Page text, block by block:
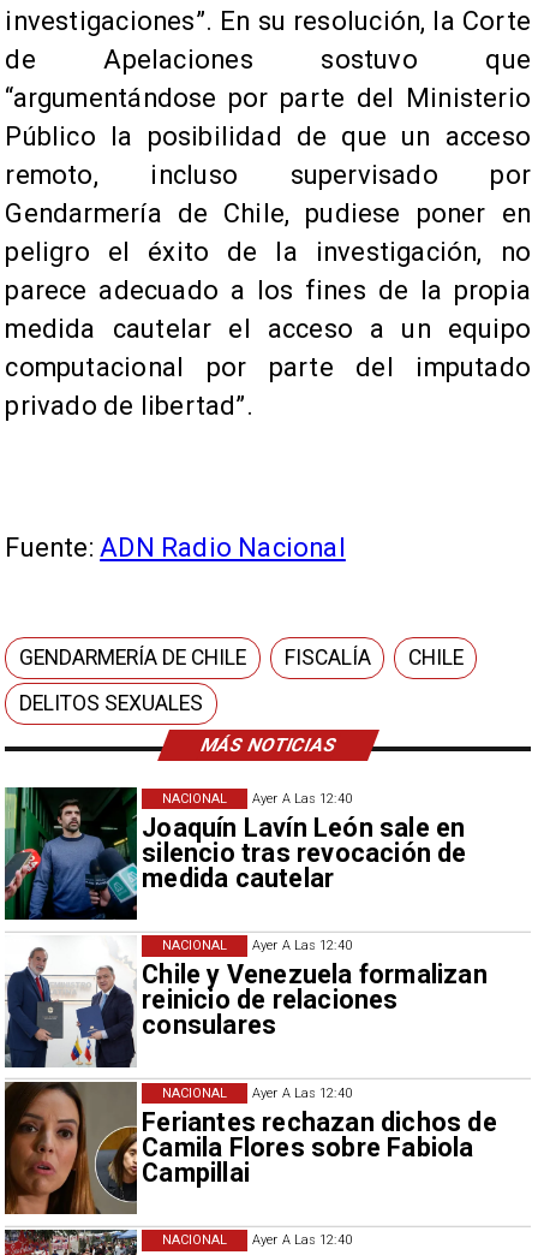
MÁS NOTICIAS
Ayer A Las 12:40
Joaquín Lavín León sale en
silencio tras revocación de
medida cautelar
NACIONAL
Ayer A Las 12:40
Chile y Venezuela formalizan
reinicio de relaciones
consulares
NACIONAL
Ayer A Las 12:40
Feriantes rechazan dichos de
Camila Flores sobre Fabiola
Campillai
NACIONAL
Ayer A Las 12:40
NACIONAL
investigaciones”. En su resolución, la Corte
de Apelaciones sostuvo que
“argumentándose por parte del Ministerio
Público la posibilidad de que un acceso
remoto, incluso supervisado por
Gendarmería de Chile, pudiese poner en
peligro el éxito de la investigación, no
parece adecuado a los fines de la propia
medida cautelar el acceso a un equipo
computacional por parte del imputado
privado de libertad”.
Fuente:ADN Radio Nacional
GENDARMERÍA DE CHILE FISCALÍA
CHILE
DELITOS SEXUALES